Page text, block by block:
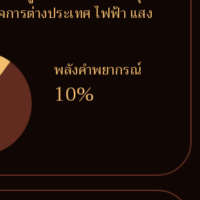
การต่างประเทศ ไฟฟ้า แสง
พลังคำพยากรณ์
10%